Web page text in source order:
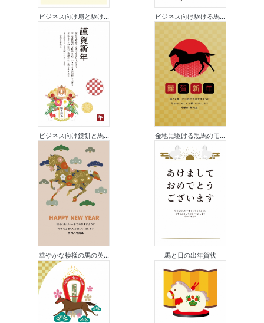
ビジネス向け扇と駆け... ビジネス向け駆ける馬...
ビジネス向け鏡餅と馬... 金地に駆ける黒馬のモ...
華やかな模様の馬の英... 馬と日の出年賀状